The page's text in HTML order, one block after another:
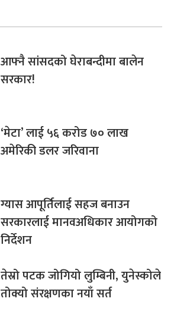
आफ्नै सांसदको घेराबन्दीमा बालेन
सरकार!
‘मेटा’ लाई ५६ करोड ७० लाख
अमेरिकी डलर जरिवाना
ग्यास आपूर्तिलाई सहज बनाउन
सरकारलाई मानवअधिकार आयोगको
निर्देशन
तेस्रो पटक जोगियो लुम्बिनी, युनेस्कोले
तोक्यो संरक्षणका नयाँ सर्त